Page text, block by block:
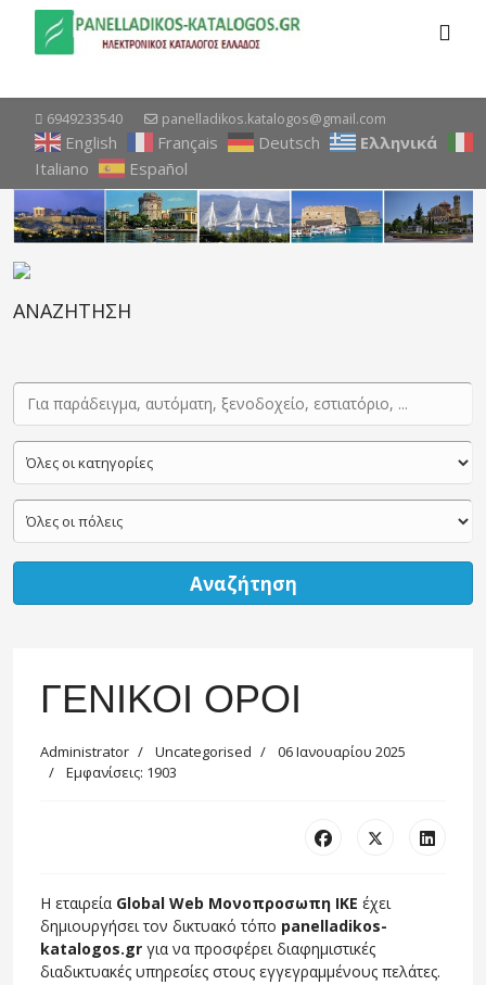
6949233540 panelladikos.katalogos@gmail.com
English Français Deutsch
Ελληνικά
Italiano
Español
ΑΝΑΖΗΤΗΣΗ
Αναζήτηση
ΓΕΝΙΚΟΙ ΟΡΟΙ
Administrator Uncategorised
06 Ιανουαρίου 2025
Εμφανίσεις: 1903
Η εταιρεία Global Web Μονοπροσωπη ΙΚΕ έχει
δημιουργήσει τον δικτυακό τόπο panelladikos-
katalogos.gr για να προσφέρει διαφημιστικές
διαδικτυακές υπηρεσίες στους εγγεγραμμένους πελάτες.